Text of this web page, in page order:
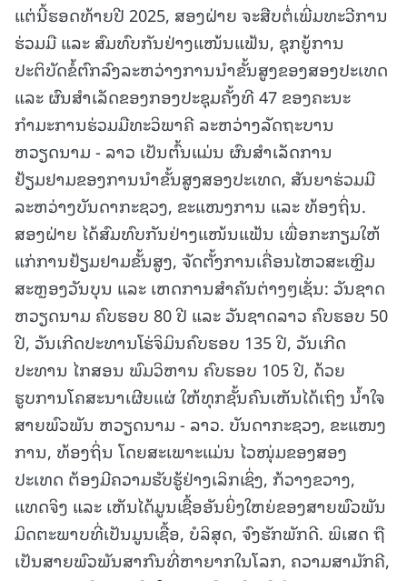
ແຕ່ນີ້ຮອດທ້າຍປີ 2025, ສອງຝ່າຍ ຈະສືບຕໍ່ເພີ່ມທະວີການ
ຮ່ວມມື ແລະ ສົມທົບກັນຢ່າງແໜ້ນແຟ້ນ, ຊຸກຍູ້ການ
ປະຕິບັດຂໍ້ຕົກລົງລະຫວ່າງການນຳຂັ້ນສູງຂອງສອງປະເທດ
ແລະ ຜົນສຳເລັດຂອງກອງປະຊຸມຄັ້ງທີ 47 ຂອງຄະນະ
ກຳມະການຮ່ວມມືທະວິພາຄີ ລະຫວ່າງລັດຖະບານ
ຫວຽດນາມ - ລາວ ເປັນຕົ້ນແມ່ນ ຜົນສໍາເລັດການ
ຢ້ຽມຢາມຂອງການນຳຂັ້ນສູງສອງປະເທດ, ສັນຍາຮ່ວມມື
ລະຫວ່າງບັນດາກະຊວງ, ຂະແໜງການ ແລະ ທ້ອງຖິ່ນ.
ສອງຝ່າຍ ໄດ້ສົມທົບກັນຢ່າງແໜ້ນແຟ້ນ ເພື່ອກະກຽມໃຫ້
ແກ່ການຢ້ຽມຢາມຂັ້ນສູງ, ຈັດຕັ້ງການເຄື່ອນໄຫວສະເຫຼີມ
ສະຫຼອງວັນບຸນ ແລະ ເຫດການສຳຄັນຕ່າງໆເຊັ່ນ: ວັນຊາດ
ຫວຽດນາມ ຄົບຮອບ 80 ປີ ແລະ ວັນຊາດລາວ ຄົບຮອບ 50
ປີ, ວັນເກີດປະທານໂຮ່ຈິມິນຄົບຮອບ 135 ປີ, ວັນເກີດ
ປະທານ ໄກສອນ ພົມວິຫານ ຄົບຮອບ 105 ປີ, ດ້ວຍ
ຮູບການໂຄສະນາເຜີຍແຜ່ ໃຫ້ທຸກຊັ້ນຄົນເຫັນໄດ້ເຖິງ ນໍ້າໃຈ
ສາຍພົວພັນ ຫວຽດນາມ - ລາວ. ບັນດາກະຊວງ, ຂະແໜງ
ການ, ທ້ອງຖິ່ນ ໂດຍສະເພາະແມ່ນ ໄວໜຸ່ມຂອງສອງ
ປະເທດ ຕ້ອງມີຄວາມຮັບຮູ້ຢ່າງເລິກເຊິ່ງ, ກ້ວາງຂວາງ,
ແທດຈິງ ແລະ ເຫັນໄດ້ມູນເຊື້ອອັນຍິ່ງໃຫຍ່ຂອງສາຍພົວພັນ
ມິດຕະພາບທີ່ເປັນມູນເຊື້ອ, ບໍລິສຸດ, ຈົງຮັກພັກດີ. ພິເສດ ຖື
ເປັນສາຍພົວພັນສາກົນທີ່ຫາຍາກໃນໂລກ, ຄວາມສາມັກຄີ,